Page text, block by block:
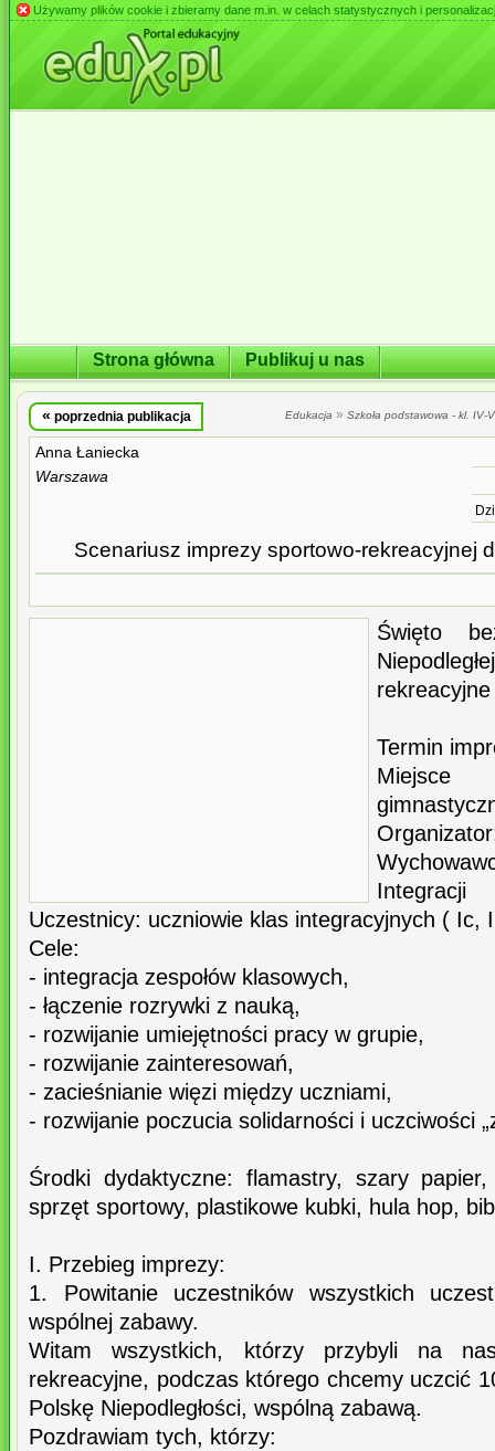
Używamy plików cookie i zbieramy dane m.in. w celach statystycznych i
Strona główna Publikuj u nas
« poprzednia publikacja Edukacja » Szkoła podstawowa - kl. IV-
Anna Łaniecka
Warszawa
Scenariusz imprezy sportowo-rekreacyjnej
Święto
Termin
Integracji
Uczestnicy: uczniowie klas integracyjnych ( Ic,
Cele:
- integracja zespołów klasowych,
- łączenie rozrywki z nauką,
- rozwijanie umiejętności pracy w grupie,
- rozwijanie zainteresowań,
- zacieśnianie więzi między uczniami,
- rozwijanie poczucia solidarności i uczciwości
Środki dydaktyczne: flamastry, szary
sprzęt sportowy, plastikowe kubki, hula hop,
I. Przebieg imprezy:
1. Powitanie uczestników wszystkich
wspólnej zabawy.
Witam wszystkich, którzy przybyli na
rekreacyjne, podczas którego chcemy uczcić
Polskę Niepodległości, wspólną zabawą.
Pozdrawiam tych, którzy: